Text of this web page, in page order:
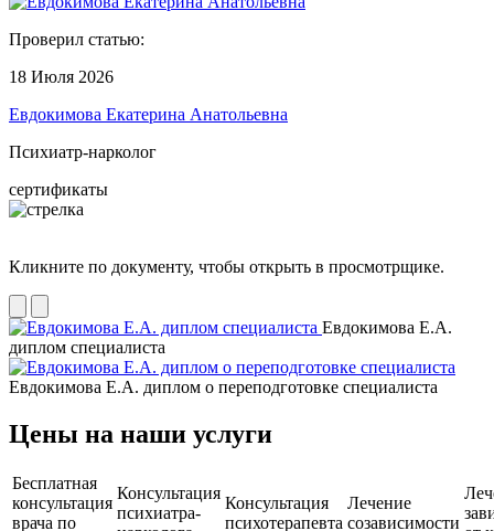
Проверил статью:
18 Июля 2026
Евдокимова Екатерина Анатольевна
Психиатр-нарколог
сертификаты
Кликните по документу, чтобы открыть в просмотрщике.
Евдокимова Е.А.
диплом специалиста
Евдокимова Е.А. диплом о переподготовке специалиста
Цены на наши услуги
Бесплатная
консультация
врача по
Консультация
психиатра-
Консультация
психотерапевта
Лечение
созависимости